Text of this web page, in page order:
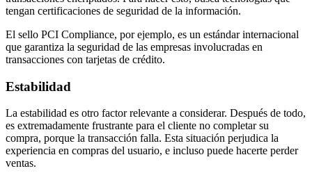
tengan certificaciones de seguridad de la información.
El sello PCI Compliance, por ejemplo, es un estándar internacional
que garantiza la seguridad de las empresas involucradas en
transacciones con tarjetas de crédito.
Estabilidad
La estabilidad es otro factor relevante a considerar. Después de todo,
es extremadamente frustrante para el cliente no completar su
compra, porque la transacción falla. Esta situación perjudica la
experiencia en compras del usuario, e incluso puede hacerte perder
ventas.